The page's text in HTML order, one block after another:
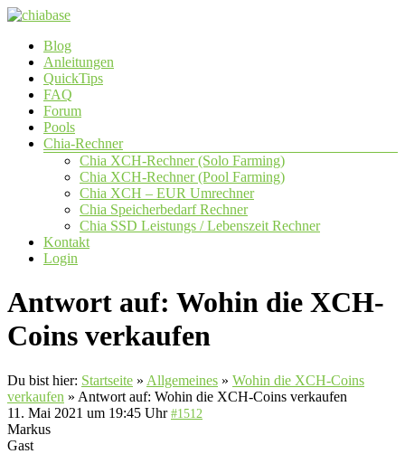
Zum
springen
chiabase
CHIA
Info-
Community
Seite
Menü
Blog
Anleitungen
QuickTips
FAQ
Forum
Pools
Chia-Rechner
Chia XCH-Rechner (Solo Farming)
Chia XCH-Rechner (Pool Farming)
Chia XCH – EUR Umrechner
Chia Speicherbedarf Rechner
Chia SSD Leistungs / Lebenszeit Rechner
Kontakt
Login
Antwort auf: Wohin die XCH-
Coins verkaufen
Du bist hier: Startseite » Allgemeines » Wohin die XCH-Coins
verkaufen » Antwort auf: Wohin die XCH-Coins verkaufen
11. Mai 2021 um 19:45 Uhr #1512
Markus
Gast